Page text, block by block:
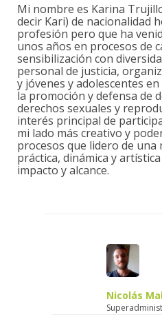
Mi nombre es Karina
decir Kari) de nacionalidad
profesión pero que ha
unos años en procesos de
sensibilización con
personal de justicia,
y jóvenes y adolescentes
la promoción y defensa de
derechos sexuales y
interés principal de
mi lado más creativo y
procesos que lidero de una
práctica, dinámica y
impacto y alcance.
Nicolás